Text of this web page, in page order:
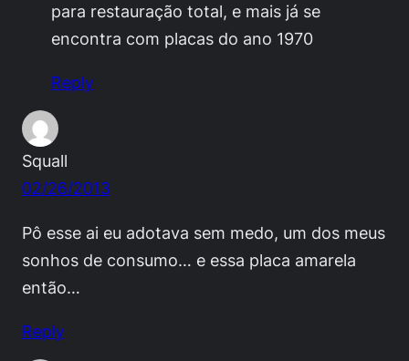
para restauração total, e mais já se
encontra com placas do ano 1970
Reply
Squall
02/26/2013
Pô esse ai eu adotava sem medo, um dos meus
sonhos de consumo… e essa placa amarela
então…
Reply